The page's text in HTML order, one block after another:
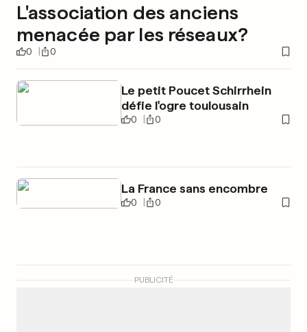
L'association des anciens
menacée par les réseaux?
0 0
Le petit Poucet Schirrhein
défie l'ogre toulousain
0 0
La France sans encombre
0 0
PUBLICITÉ